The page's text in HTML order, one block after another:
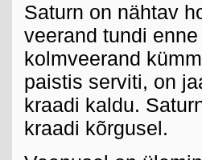
Saturn on nähtav
veerand tundi
kolmveerand
paistis serviti, on
kraadi kaldu.
kraadi kõrgusel.